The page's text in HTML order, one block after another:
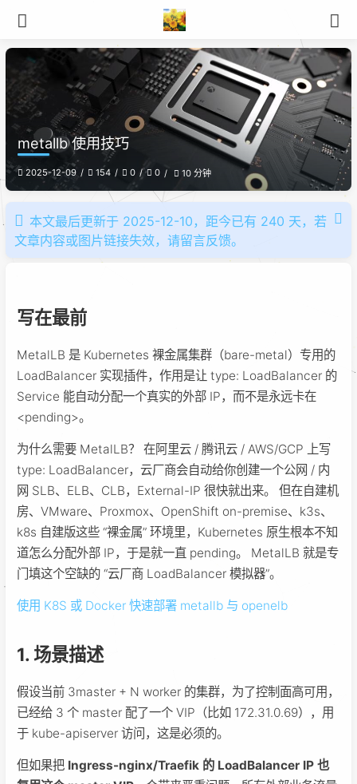
metallb 使用技巧
2025-12-09 154 0 0 10 分钟
本文最后更新于 2025-12-10，距今已有 240 天，若
文章内容或图片链接失效，请留言反馈。
写在最前
MetalLB 是 Kubernetes 裸金属集群（bare-metal）专用的
LoadBalancer 实现插件，作用是让 type: LoadBalancer 的
Service 能自动分配一个真实的外部 IP，而不是永远卡在
<pending>。
为什么需要 MetalLB？ 在阿里云 / 腾讯云 / AWS/GCP 上写
type: LoadBalancer，云厂商会自动给你创建一个公网 / 内
网 SLB、ELB、CLB，External-IP 很快就出来。 但在自建机
房、VMware、Proxmox、OpenShift on-premise、k3s、
k8s 自建版这些 “裸金属” 环境里，Kubernetes 原生根本不知
道怎么分配外部 IP，于是就一直 pending。 MetalLB 就是专
门填这个空缺的 “云厂商 LoadBalancer 模拟器”。
使用 K8S 或 Docker 快速部署 metallb 与 openelb
1. 场景描述
假设当前 3master + N worker 的集群，为了控制面高可用，
已经给 3 个 master 配了一个 VIP（比如 172.31.0.69），用
于 kube-apiserver 访问，这是必须的。
但如果把 Ingress-nginx/Traefik 的 LoadBalancer IP 也